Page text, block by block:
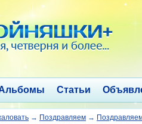
Статьи
→ Поздравляем →